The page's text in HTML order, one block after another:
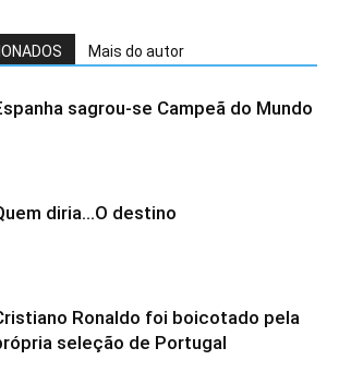
Mais do autor
sagrou-se Campeã do Mundo
diria…O destino
Ronaldo foi boicotado pela
seleção de Portugal